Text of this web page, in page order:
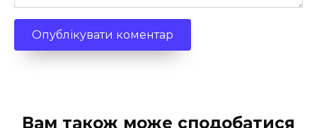
Вам також може сподобатися